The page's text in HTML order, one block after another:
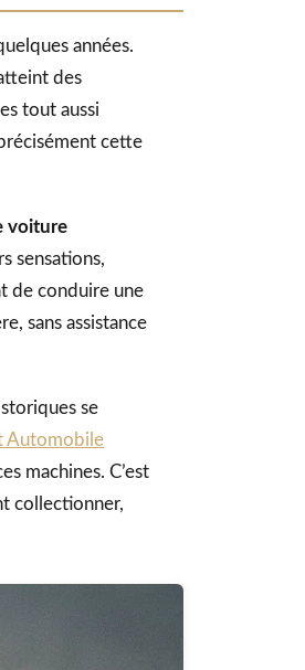
années.
des
tout aussi
cette
voiture
sensations,
de conduire une
sans assistance
se
Automobile
machines. C’est
collectionner,